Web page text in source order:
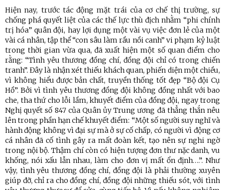
Hiện nay, trước tác động mặt trái của cơ chế thị trường, sự
chống phá quyết liệt của các thế lực thù địch nhằm “phi chính
trị hóa” quân đội, hay lợi dụng một vài vụ việc đơn lẻ của một
vài cá nhân, tập thể “con sâu làm rầu nồi canh” vi phạm kỷ luật
trong thời gian vừa qua, đã xuất hiện một số quan điểm cho
rằng: “Tình yêu thương đồng chí, đồng đội chỉ có trong chiến
tranh”. Đây là nhận xét thiếu khách quan, phiến diện một chiều,
vì không hiểu được bản chất, truyền thống tốt đẹp “Bộ đội Cụ
Hồ”. Bởi vì tình yêu thương đồng đội không đồng nhất với bao
che, tha thứ cho lỗi lầm, khuyết điểm của đồng đội, ngay trong
Nghị quyết số 847 của Quân ủy Trung ương đã thẳng thắn nêu
lên trong phần hạn chế khuyết điểm: “Một số người suy nghĩ và
hành động không vì đại sự mà ở sự cố chấp, có người vì động cơ
cá nhân đã cố tình gây ra mất đoàn kết, tạo nên sự nghi ngờ
trong nội bộ. Thậm chí còn có hiện tượng đơn thư nặc danh, vu
khống, nói xấu lẫn nhau, làm cho đơn vị mất ổn định….”. Như
vậy, tình yêu thương đồng chí, đồng đội là phải thường xuyên
giúp đỡ, chỉ ra cho đồng chí, đồng đội những thiếu sót, với tình